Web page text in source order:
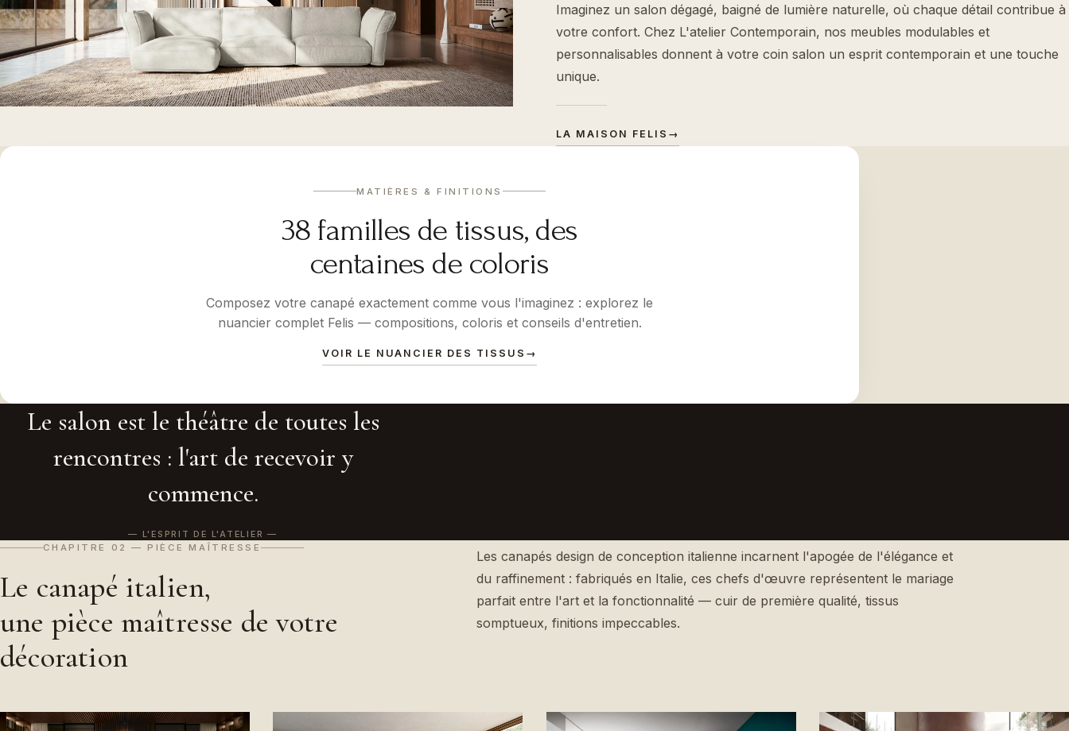
Imaginez un salon dégagé, baigné de lumière naturelle, où chaque détail contribue à
votre confort. Chez L'atelier Contemporain, nos meubles modulables et
personnalisables donnent à votre coin salon un esprit contemporain et une touche
unique.
LA MAISON FELIS →
MATIÈRES & FINITIONS
38 familles de tissus, des
centaines de coloris
Composez votre canapé exactement comme vous l'imaginez : explorez le
nuancier complet Felis — compositions, coloris et conseils d'entretien.
VOIR LE NUANCIER DES TISSUS →
Le salon est le théâtre de toutes les
rencontres : l'art de recevoir y
commence.
— L'ESPRIT DE L'ATELIER
CHAPITRE 02 — PIÈCE MAÎTRESSE
Le canapé italien,
une pièce maîtresse de votre
décoration
Les canapés design de conception italienne incarnent l'apogée de l'élégance et
du raffinement : fabriqués en Italie, ces chefs d'œuvre représentent le mariage
parfait entre l'art et la fonctionnalité — cuir de première qualité, tissus
somptueux, finitions impeccables.